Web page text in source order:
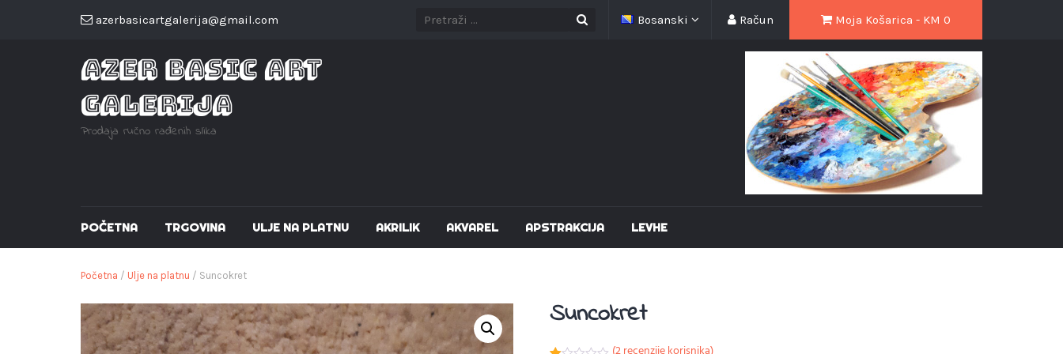
azerbasicartgalerija@gmail.com Moja Košarica - KM 0
Račun
Bosanski
AZER BASIC ART
GALERIJA
Prodaja ručno rađenih slika
POČETNA TRGOVINA ULJE NA PLATNU AKRILIK AKVAREL APSTRAKCIJA LEVHE
Početna / Ulje na platnu / Suncokret
Suncokret